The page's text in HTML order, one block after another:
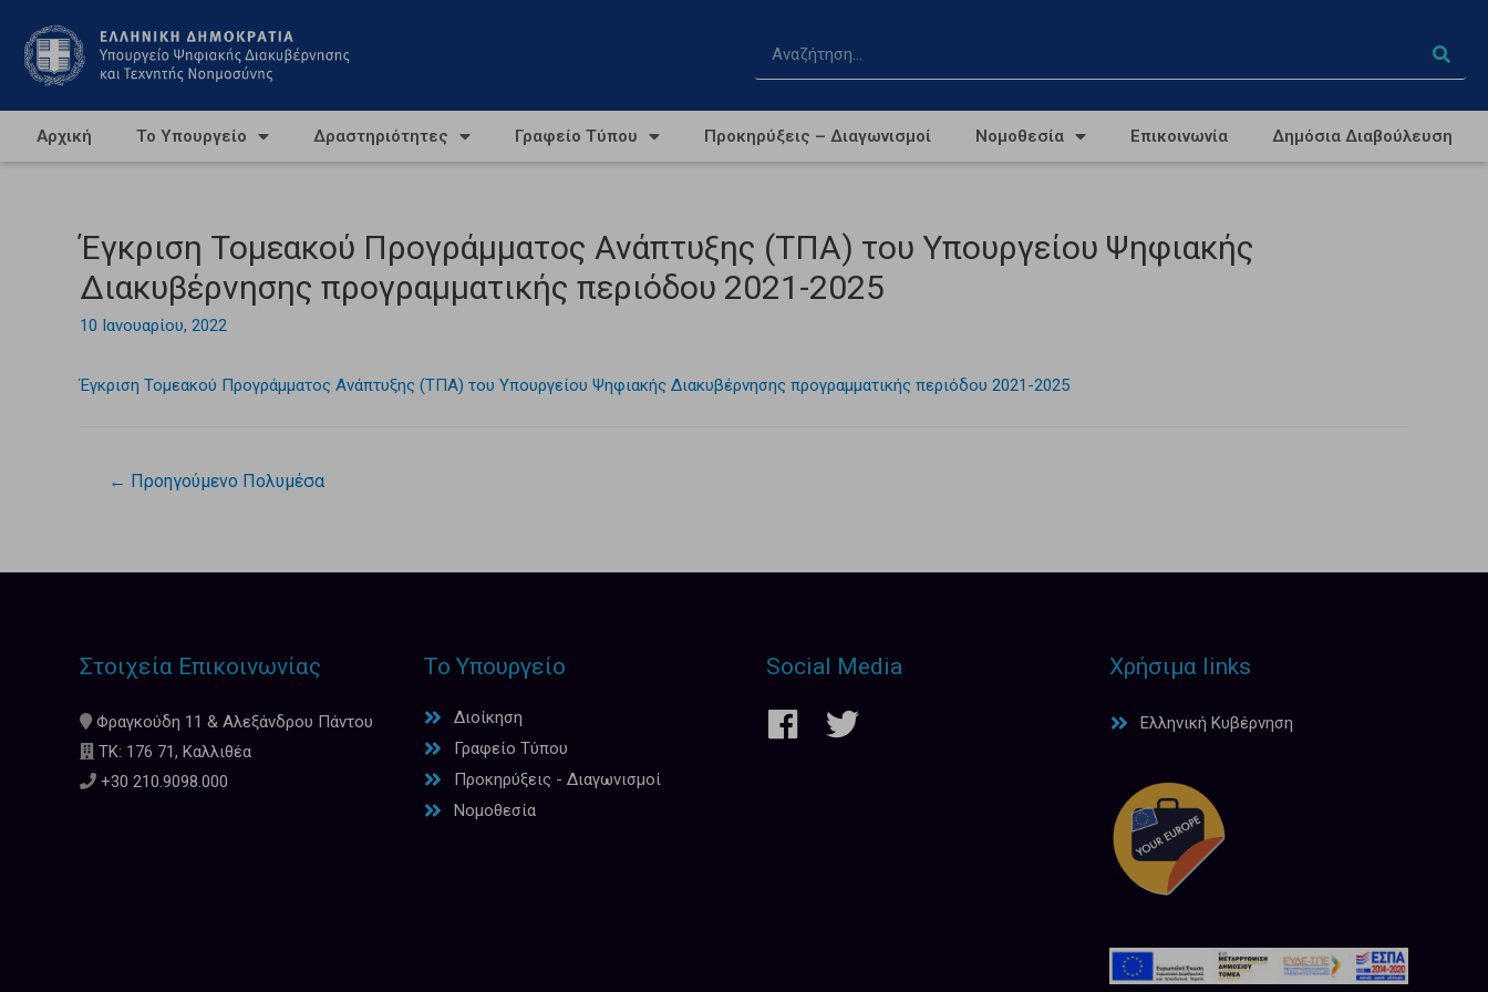
Αρχική Το Υπουργείο Δραστηριότητες Γραφείο Τύπου Προκηρύξεις – Διαγωνισμοί Νομοθεσία Επικοινωνία Δημόσια Διαβούλευση
Έγκριση Τομεακού Προγράμματος Ανάπτυξης (ΤΠΑ) του Υπουργείου Ψηφιακής
Διακυβέρνησης προγραμματικής περιόδου 2021-2025
10 Ιανουαρίου, 2022
Έγκριση Τομεακού Προγράμματος Ανάπτυξης (ΤΠΑ) του Υπουργείου Ψηφιακής Διακυβέρνησης προγραμματικής περιόδου 2021-2025
← Προηγούμενο Πολυμέσα
Στοιχεία Επικοινωνίας
Φραγκούδη 11 & Αλεξάνδρου Πάντου
ΤΚ: 176 71, Καλλιθέα
+30 210.9098.000
Το Υπουργείο
Διοίκηση
Γραφείο Τύπου
Προκηρύξεις - Διαγωνισμοί
Νομοθεσία
Social Media Χρήσιμα links
Ελληνική Κυβέρνηση